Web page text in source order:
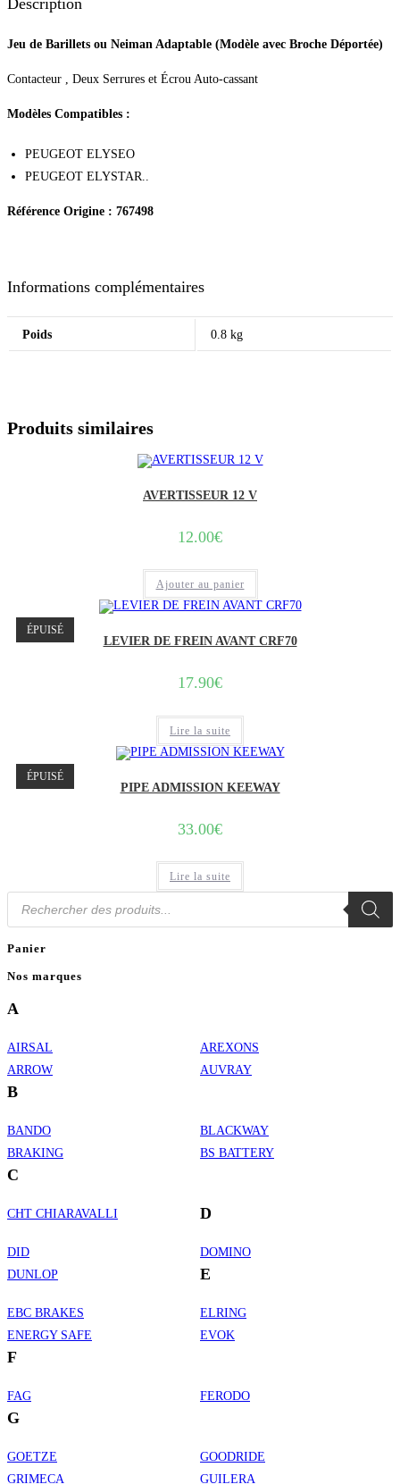
Jeu de Barillets ou Neiman Adaptable (Modèle avec Broche Déportée)
Contacteur , Deux Serrures et Écrou Auto-cassant
Modèles Compatibles :
PEUGEOT ELYSEO
PEUGEOT ELYSTAR..
Référence Origine : 767498
Informations complémentaires
Poids 0.8 kg
Produits similaires
AVERTISSEUR 12 V
12.00€
Ajouter au panier
ÉPUISÉ
LEVIER DE FREIN AVANT CRF70
17.90€
Lire la suite
ÉPUISÉ
PIPE ADMISSION KEEWAY
33.00€
Lire la suite
Recherche
Panier
Nos marques
A
AIRSAL
AREXONS
ARROW
AUVRAY
B
BANDO
BLACKWAY
BRAKING
BS BATTERY
C
CHT CHIARAVALLI D
DID
DOMINO
DUNLOP
E
EBC BRAKES
ELRING
ENERGY SAFE
EVOK
F
FAG FERODO
G
GOETZE
GOODRIDE
GRIMECA
GUILERA